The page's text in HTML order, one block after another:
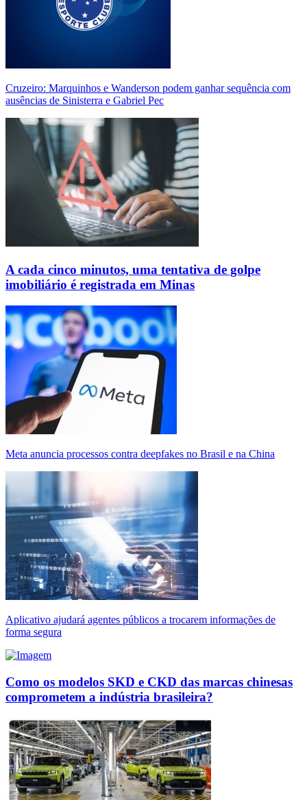
Cruzeiro: Marquinhos e Wanderson podem ganhar sequência com
ausências de Sinisterra e Gabriel Pec
A cada cinco minutos, uma tentativa de golpe
imobiliário é registrada em Minas
Meta anuncia processos contra deepfakes no Brasil e na China
Aplicativo ajudará agentes públicos a trocarem informações de
forma segura
Como os modelos SKD e CKD das marcas chinesas
comprometem a indústria brasileira?